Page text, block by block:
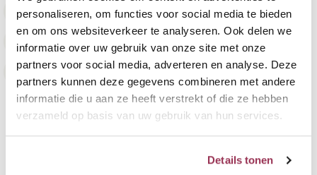
personaliseren, om functies voor social media te bieden
en om ons websiteverkeer te analyseren. Ook delen we
informatie over uw gebruik van onze site met onze
partners voor social media, adverteren en analyse. Deze
partners kunnen deze gegevens combineren met andere
informatie die u aan ze heeft verstrekt of die ze hebben
verzameld op basis van uw gebruik van hun services.
Details tonen
Inclusief montage binnen 1 week
9,7 beoordeeld door 1.800+ klanten
Achteraf betalen